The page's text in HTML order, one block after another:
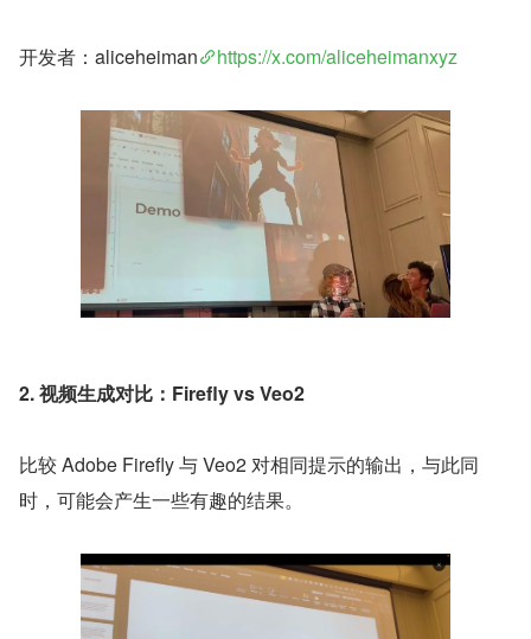
开发者：aliceheiman https://x.com/aliceheimanxyz
2. 视频生成对比：Firefly vs Veo2
比较 Adobe Firefly 与 Veo2 对相同提示的输出，与此同
时，可能会产生一些有趣的结果。